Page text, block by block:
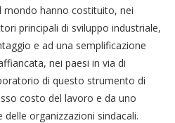
mondo hanno costituito, nei
principali di sviluppo industriale,
e ad una semplificazione
nei paesi in via di
di questo strumento di
costo del lavoro e da uno
organizzazioni sindacali.